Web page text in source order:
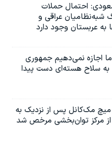
احتمال حملات
شبه‌نظامیان عراقی و
به عربستان وجود دارد
اجازه نمی‌دهیم جمهوری
به سلاح هسته‌ای دست پیدا
میچ مک‌کانل پس از نزدیک به
از مرکز توان‌بخشی مرخص شد